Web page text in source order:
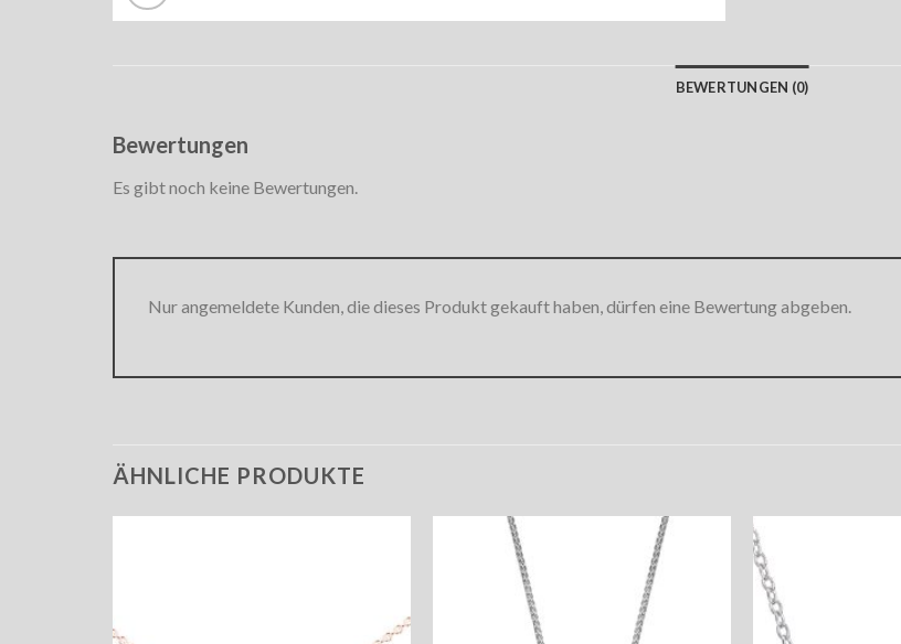
BEWERTUNGEN (0)
Bewertungen
Es gibt noch keine Bewertungen.
Nur angemeldete Kunden, die dieses Produkt gekauft haben, dürfen eine Bewertung abgeben.
ÄHNLICHE PRODUKTE